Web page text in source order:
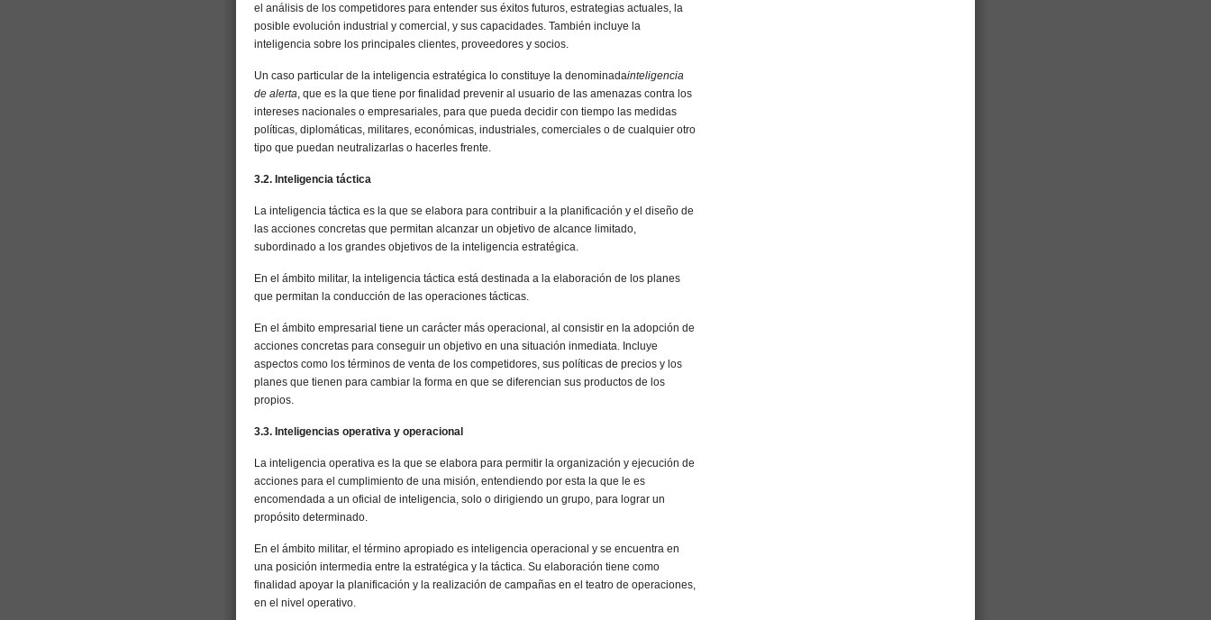
el análisis de los competidores para entender sus éxitos futuros, estrategias actuales, la
posible evolución industrial y comercial, y sus capacidades. También incluye la
inteligencia sobre los principales clientes, proveedores y socios.
Un caso particular de la inteligencia estratégica lo constituye la denominadainteligencia
de alerta, que es la que tiene por finalidad prevenir al usuario de las amenazas contra los
intereses nacionales o empresariales, para que pueda decidir con tiempo las medidas
políticas, diplomáticas, militares, económicas, industriales, comerciales o de cualquier otro
tipo que puedan neutralizarlas o hacerles frente.
3.2. Inteligencia táctica
La inteligencia táctica es la que se elabora para contribuir a la planificación y el diseño de
las acciones concretas que permitan alcanzar un objetivo de alcance limitado,
subordinado a los grandes objetivos de la inteligencia estratégica.
En el ámbito militar, la inteligencia táctica está destinada a la elaboración de los planes
que permitan la conducción de las operaciones tácticas.
En el ámbito empresarial tiene un carácter más operacional, al consistir en la adopción de
acciones concretas para conseguir un objetivo en una situación inmediata. Incluye
aspectos como los términos de venta de los competidores, sus políticas de precios y los
planes que tienen para cambiar la forma en que se diferencian sus productos de los
propios.
3.3. Inteligencias operativa y operacional
La inteligencia operativa es la que se elabora para permitir la organización y ejecución de
acciones para el cumplimiento de una misión, entendiendo por esta la que le es
encomendada a un oficial de inteligencia, solo o dirigiendo un grupo, para lograr un
propósito determinado.
En el ámbito militar, el término apropiado es inteligencia operacional y se encuentra en
una posición intermedia entre la estratégica y la táctica. Su elaboración tiene como
finalidad apoyar la planificación y la realización de campañas en el teatro de operaciones,
en el nivel operativo.